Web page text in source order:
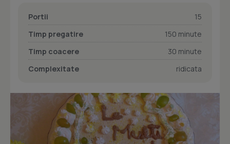
Portii
15
Timp pregatire
150 minute
Timp coacere
30 minute
Complexitate
ridicata